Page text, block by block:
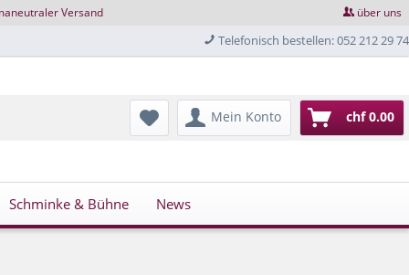
Versand über uns
Telefonisch bestellen: 052 212 29 74
Mein Konto chf 0.00
Schminke & Bühne News